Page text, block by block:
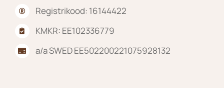
Registrikood: 16144422
KMKR: EE102336779
a/a SWED EE502200221075928132